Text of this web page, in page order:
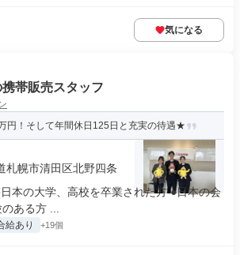
気になる
携帯販売スタッフ
円！そして年間休日125日と充実の待遇★
札幌市清田区北野四条
本の大学、高校を卒業された方 ●日本の会
ある方 ...
給あり +19個